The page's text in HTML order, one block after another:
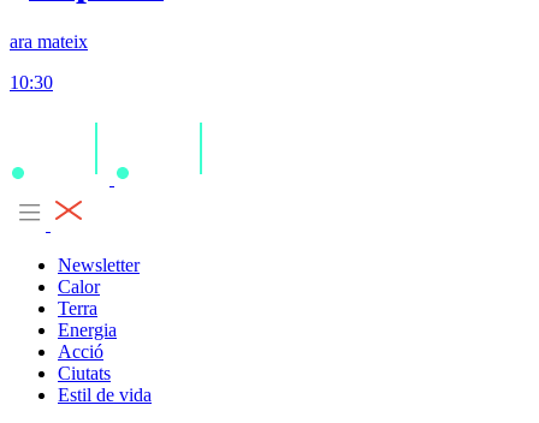
ara mateix
10:30
Newsletter
Calor
Terra
Energia
Acció
Ciutats
Estil de vida